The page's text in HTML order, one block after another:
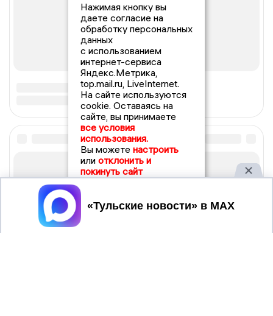
Нажимая кнопку вы
даете согласие на
обработку персональных
данных
с использованием
интернет-сервиса
Яндекс.Метрика,
top.mail.ru, LiveInternet.
На сайте используются
cookie. Оставаясь на
сайте, вы принимаете
все условия
использования.
Вы можете настроить
или отклонить и
покинуть сайт
Принять